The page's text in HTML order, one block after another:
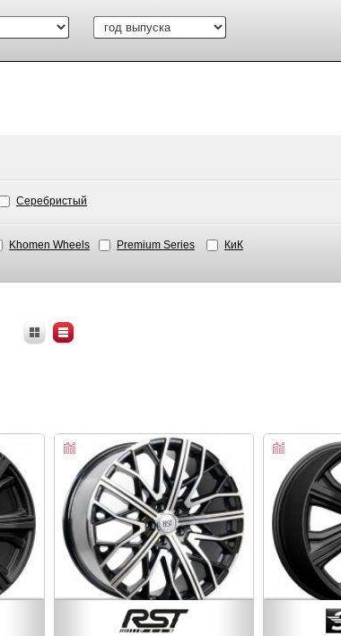
Серебристый
Khomen Wheels Premium Series КиК